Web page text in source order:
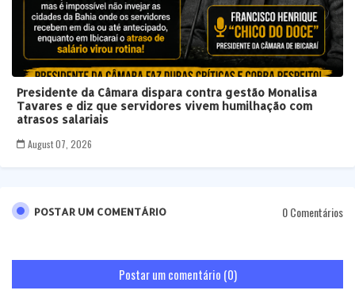
Presidente da Câmara dispara contra gestão Monalisa
Tavares e diz que servidores vivem humilhação com
atrasos salariais
August 07, 2026
POSTAR UM COMENTÁRIO 0 Comentários
Postar um comentário (0)